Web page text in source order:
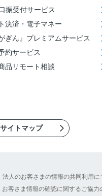
振受付サービス
決済・電子マネー
ぎん』プレミアムサービス
約サービス
品リモート相談
サイトマップ
法人のお客さまの情報の共同利用に
お客さま情報の確認に関するご協力